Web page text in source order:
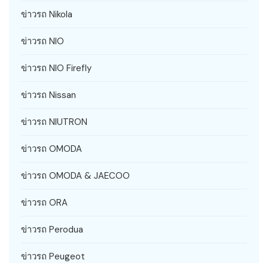
ข่าวรถ Nikola
ข่าวรถ NIO
ข่าวรถ NIO Firefly
ข่าวรถ Nissan
ข่าวรถ NIUTRON
ข่าวรถ OMODA
ข่าวรถ OMODA & JAECOO
ข่าวรถ ORA
ข่าวรถ Perodua
ข่าวรถ Peugeot